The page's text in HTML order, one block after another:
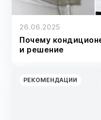
26.06.2025
Почему
и решение
РЕКОМЕНДАЦИИ